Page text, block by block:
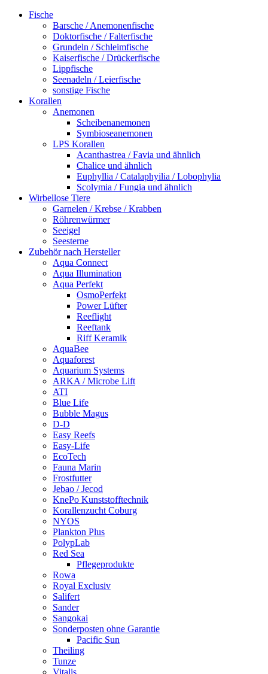
Fische
Barsche / Anemonenfische
Doktorfische / Falterfische
Grundeln / Schleimfische
Kaiserfische / Drückerfische
Lippfische
Seenadeln / Leierfische
sonstige Fische
Korallen
Anemonen
Scheibenanemonen
Symbioseanemonen
LPS Korallen
Acanthastrea / Favia und ähnlich
Chalice und ähnlich
Euphyllia / Catalaphyilia / Lobophylia
Scolymia / Fungia und ähnlich
Wirbellose Tiere
Garnelen / Krebse / Krabben
Röhrenwürmer
Seeigel
Seesterne
Zubehör nach Hersteller
Aqua Connect
Aqua Illumination
Aqua Perfekt
OsmoPerfekt
Power Lüfter
Reeflight
Reeftank
Riff Keramik
AquaBee
Aquaforest
Aquarium Systems
ARKA / Microbe Lift
ATI
Blue Life
Bubble Magus
D-D
Easy Reefs
Easy-Life
EcoTech
Fauna Marin
Frostfutter
Jebao / Jecod
KnePo Kunststofftechnik
Korallenzucht Coburg
NYOS
Plankton Plus
PolypLab
Red Sea
Pflegeprodukte
Rowa
Royal Exclusiv
Salifert
Sander
Sangokai
Sonderposten ohne Garantie
Pacific Sun
Theiling
Tunze
Vitalis